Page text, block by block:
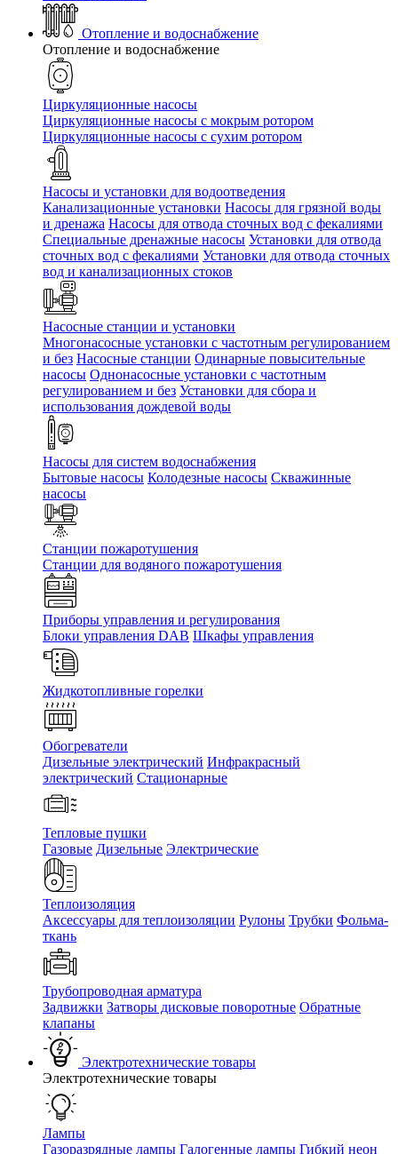
Отопление и водоснабжение
Отопление и водоснабжение
Циркуляционные насосы
Циркуляционные насосы с мокрым ротором
Циркуляционные насосы с сухим ротором
Насосы и установки для водоотведения
Канализационные установки Насосы для грязной воды
и дренажа Насосы для отвода сточных вод c фекалиями
Специальные дренажные насосы Установки для отвода
сточных вод c фекалиями Установки для отвода сточных
вод и канализационных стоков
Насосные станции и установки
Многонасосные установки с частотным регулированием
и без Насосные станции Одинарные повысительные
насосы Однонасосные установки с частотным
регулированием и без Установки для сбора и
использования дождевой воды
Насосы для систем водоснабжения
Бытовые насосы Колодезные насосы Скважинные
насосы
Станции пожаротушения
Станции для водяного пожаротушения
Приборы управления и регулирования
Блоки управления DAB Шкафы управления
Жидкотопливные горелки
Обогреватели
Дизельные электрический Инфракрасный
электрический Стационарные
Тепловые пушки
Газовые Дизельные Электрические
Теплоизоляция
Аксессуары для теплоизоляции Рулоны Трубки Фольма-
ткань
Трубопроводная арматура
Задвижки Затворы дисковые поворотные Обратные
клапаны
Электротехнические товары
Электротехнические товары
Лампы
Газоразрядные лампы Галогенные лампы Гибкий неон